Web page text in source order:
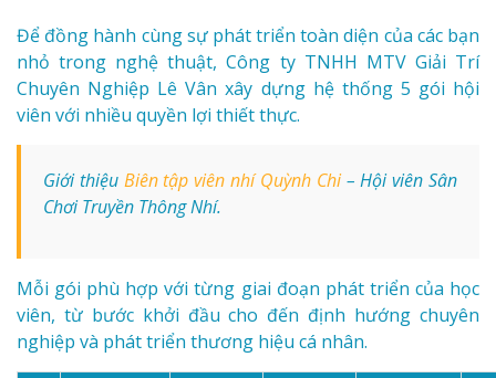
Để đồng hành cùng sự phát triển toàn diện của các bạn
nhỏ trong nghệ thuật, Công ty TNHH MTV Giải Trí
Chuyên Nghiệp Lê Vân xây dựng hệ thống 5 gói hội
viên với nhiều quyền lợi thiết thực.
Giới thiệu Biên tập viên nhí Quỳnh Chi– Hội viên Sân
Chơi Truyền Thông Nhí.
Mỗi gói phù hợp với từng giai đoạn phát triển của học
viên, từ bước khởi đầu cho đến định hướng chuyên
nghiệp và phát triển thương hiệu cá nhân.